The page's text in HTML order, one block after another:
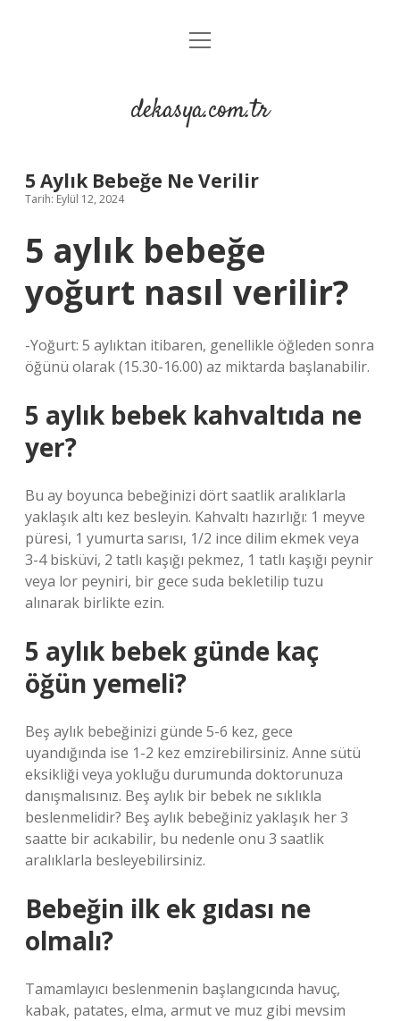
Anasayfa
Yasal Uyarı
menüyü
dekasya.com.tr
5 Aylık Bebeğe Ne Verilir
Tarih: Eylül 12, 2024
5 aylık bebeğe
yoğurt nasıl verilir?
-Yoğurt: 5 aylıktan itibaren, genellikle öğleden sonra
öğünü olarak (15.30-16.00) az miktarda başlanabilir.
5 aylık bebek kahvaltıda ne
yer?
Bu ay boyunca bebeğinizi dört saatlik aralıklarla
yaklaşık altı kez besleyin. Kahvaltı hazırlığı: 1 meyve
püresi, 1 yumurta sarısı, 1/2 ince dilim ekmek veya
3-4 bisküvi, 2 tatlı kaşığı pekmez, 1 tatlı kaşığı peynir
veya lor peyniri, bir gece suda bekletilip tuzu
alınarak birlikte ezin.
5 aylık bebek günde kaç
öğün yemeli?
Beş aylık bebeğinizi günde 5-6 kez, gece
uyandığında ise 1-2 kez emzirebilirsiniz. Anne sütü
eksikliği veya yokluğu durumunda doktorunuza
danışmalısınız. Beş aylık bir bebek ne sıklıkla
beslenmelidir? Beş aylık bebeğiniz yaklaşık her 3
saatte bir acıkabilir, bu nedenle onu 3 saatlik
aralıklarla besleyebilirsiniz.
Bebeğin ilk ek gıdası ne
olmalı?
Tamamlayıcı beslenmenin başlangıcında havuç,
kabak, patates, elma, armut ve muz gibi mevsim